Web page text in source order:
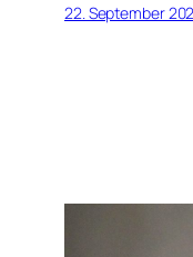
22. September